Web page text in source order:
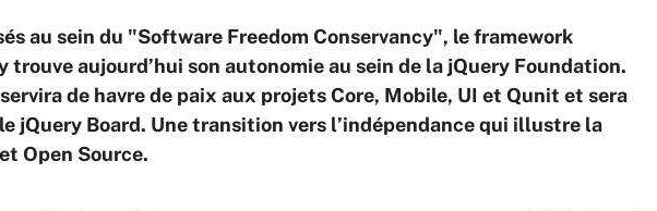
au sein du "Software Freedom Conservancy", le framework
trouve aujourd’hui son autonomie au sein de la jQuery Foundation.
de havre de paix aux projets Core, Mobile, UI et Qunit et sera
jQuery Board. Une transition vers l’indépendance qui illustre la
Open Source.